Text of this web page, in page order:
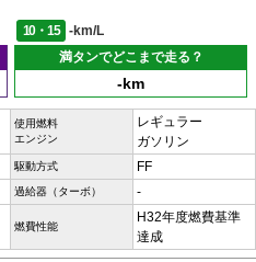
10・15
-km/L
満タンでどこまで走る？
-km
使用燃料
エンジン
レギュラー
ガソリン
駆動方式 FF
過給器（ターボ） -
燃費性能
H32年度燃費基準
達成